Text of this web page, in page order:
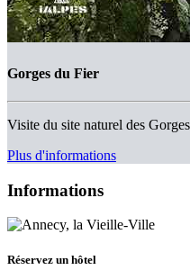
Gorges du Fier
Visite du site naturel des
Plus d'informations
Informations
Réservez un hôtel